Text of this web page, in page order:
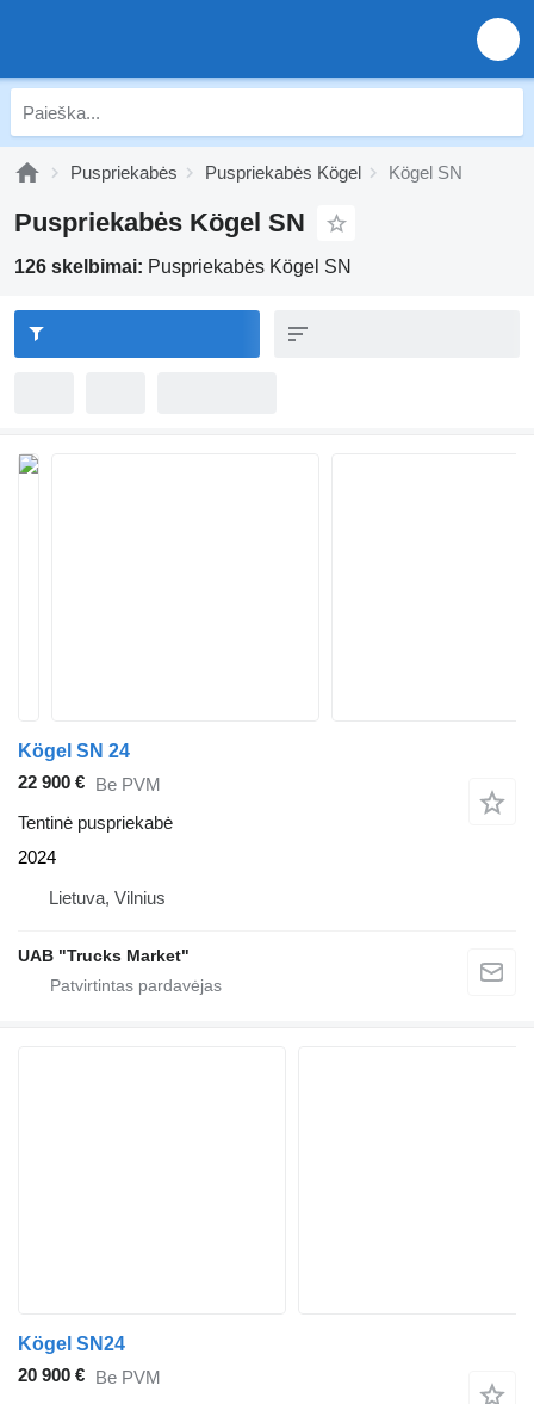
Puspriekabės Puspriekabės Kögel Kögel SN
Puspriekabės Kögel SN
126 skelbimai: Puspriekabės Kögel SN
Kögel SN 24
22 900 € Be PVM
Tentinė puspriekabė
2024
Lietuva, Vilnius
UAB "Trucks Market"
Kögel SN24
20 900 € Be PVM